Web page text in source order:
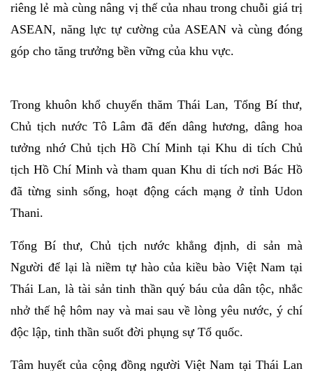
riêng lẻ mà cùng nâng vị thế của nhau trong chuỗi giá trị
ASEAN, năng lực tự cường của ASEAN và cùng đóng
góp cho tăng trưởng bền vững của khu vực.
Trong khuôn khổ chuyến thăm Thái Lan, Tổng Bí thư,
Chủ tịch nước Tô Lâm đã đến dâng hương, dâng hoa
tưởng nhớ Chủ tịch Hồ Chí Minh tại Khu di tích Chủ
tịch Hồ Chí Minh và tham quan Khu di tích nơi Bác Hồ
đã từng sinh sống, hoạt động cách mạng ở tỉnh Udon
Thani.
Tổng Bí thư, Chủ tịch nước khẳng định, di sản mà
Người để lại là niềm tự hào của kiều bào Việt Nam tại
Thái Lan, là tài sản tinh thần quý báu của dân tộc, nhắc
nhở thế hệ hôm nay và mai sau về lòng yêu nước, ý chí
độc lập, tinh thần suốt đời phụng sự Tổ quốc.
Tâm huyết của cộng đồng người Việt Nam tại Thái Lan